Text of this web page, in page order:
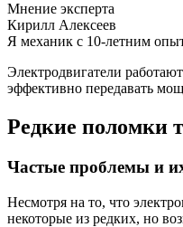
Мнение эксперта
Кирилл Алексеев
Я механик с 10-летним
Электродвигатели
эффективно передавать
Редкие поломки
Частые проблемы и
Несмотря на то, что
некоторые из редких, но